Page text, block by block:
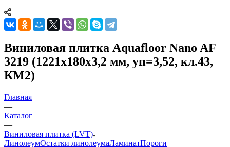
Виниловая плитка Aquafloor Nano AF
3219 (1221х180х3,2 мм, уп=3,52, кл.43,
КМ2)
Главная
—
Каталог
—
Виниловая плитка (LVT)
ЛинолеумОстатки линолеумаЛаминатПороги